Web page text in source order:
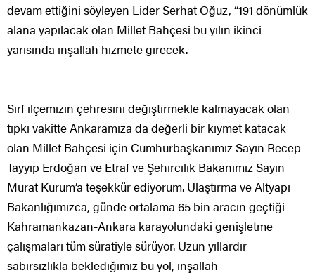
devam ettiğini söyleyen Lider Serhat Oğuz, “191 dönümlük
alana yapılacak olan Millet Bahçesi bu yılın ikinci
yarısında inşallah hizmete girecek.
Sırf ilçemizin çehresini değiştirmekle kalmayacak olan
tıpkı vakitte Ankaramıza da değerli bir kıymet katacak
olan Millet Bahçesi için Cumhurbaşkanımız Sayın Recep
Tayyip Erdoğan ve Etraf ve Şehircilik Bakanımız Sayın
Murat Kurum’a teşekkür ediyorum. Ulaştırma ve Altyapı
Bakanlığımızca, günde ortalama 65 bin aracın geçtiği
Kahramankazan-Ankara karayolundaki genişletme
çalışmaları tüm süratiyle sürüyor. Uzun yıllardır
sabırsızlıkla beklediğimiz bu yol, inşallah